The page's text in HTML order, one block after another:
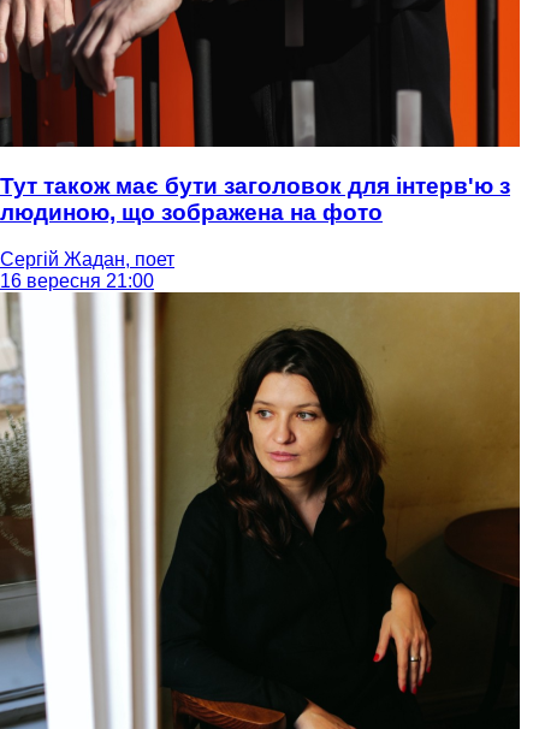
Тут також має бути заголовок для інтерв'ю з
людиною, що зображена на фото
Сергій Жадан, поет
16 вересня 21:00